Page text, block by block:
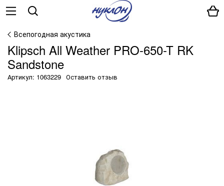
Всепогодная акустика
Klipsch All Weather PRO-650-T RK
Sandstone
Артикул: 1063229 Оставить отзыв